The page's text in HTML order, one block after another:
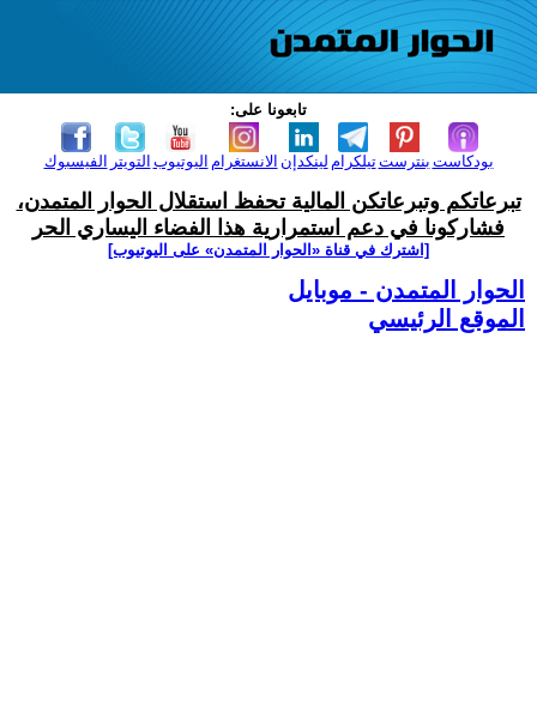
تابعونا على:
الفيسبوك التويتر اليوتيوب الانستغرام لينكدإن تيلكرامبنترست بودكاست
تبرعاتكم وتبرعاتكن المالية تحفظ استقلال الحوار المتمدن،
فشاركونا في دعم استمرارية هذا الفضاء اليساري الحر
[اشترك في قناة ‫«الحوار المتمدن» على اليوتيوب]
الحوار المتمدن - موبايل
الموقع الرئيسي